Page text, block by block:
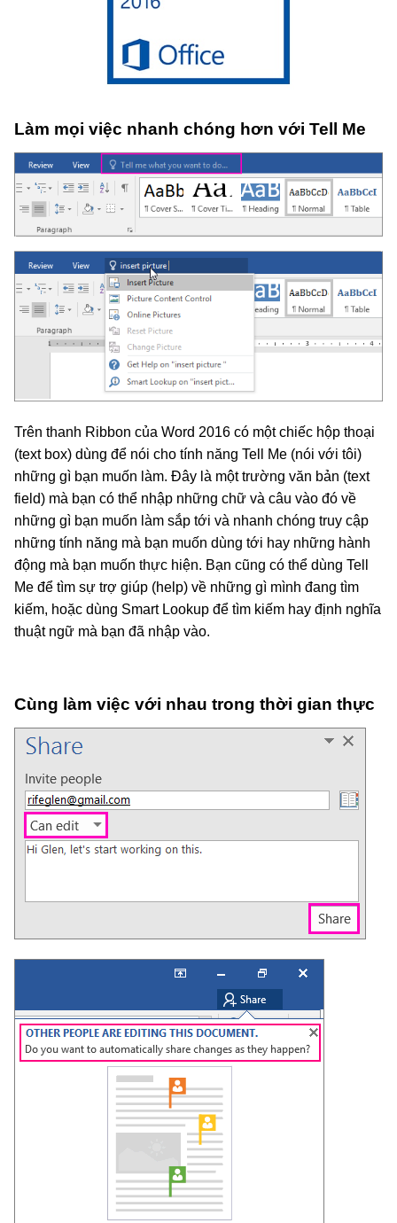
Làm mọi việc nhanh chóng hơn với Tell Me
Trên thanh Ribbon của Word 2016 có một chiếc hộp thoại
(text box) dùng để nói cho tính năng Tell Me (nói với tôi)
những gì bạn muốn làm. Đây là một trường văn bản (text
field) mà bạn có thể nhập những chữ và câu vào đó về
những gì bạn muốn làm sắp tới và nhanh chóng truy cập
những tính năng mà bạn muốn dùng tới hay những hành
động mà bạn muốn thực hiện. Bạn cũng có thể dùng Tell
Me để tìm sự trợ giúp (help) về những gì mình đang tìm
kiếm, hoặc dùng Smart Lookup để tìm kiếm hay định nghĩa
thuật ngữ mà bạn đã nhập vào.
Cùng làm việc với nhau trong thời gian thực